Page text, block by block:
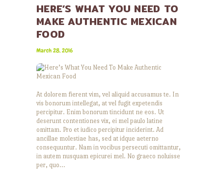
HERE’S WHAT YOU NEED TO
MAKE AUTHENTIC MEXICAN
FOOD
March 28, 2016
At dolorem fierent vim, vel aliquid accusamus te. In
vis bonorum intellegat, at vel fugit expetendis
percipitur. Enim bonorum tincidunt ne eos. Ut
deserunt contentiones vix, ei mel paulo latine
omittam. Pro et iudico percipitur inciderint. Ad
ancillae molestiae has, sed at idque aeterno
consequuntur. Nam in vocibus persecuti omittantur,
in autem nusquam epicurei mel. No graeco noluisse
per, quo…